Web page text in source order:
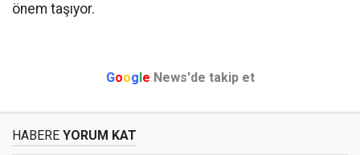
önem taşıyor.
Google News'de takip et
HABERE YORUM KAT